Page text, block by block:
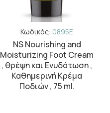
Κωδικός: 0895E
NS Nourishing and
Moisturizing Foot Cream
, θρέψη και Ενυδάτωση ,
Καθημερινή Κρέμα
Ποδιών , 75 ml.